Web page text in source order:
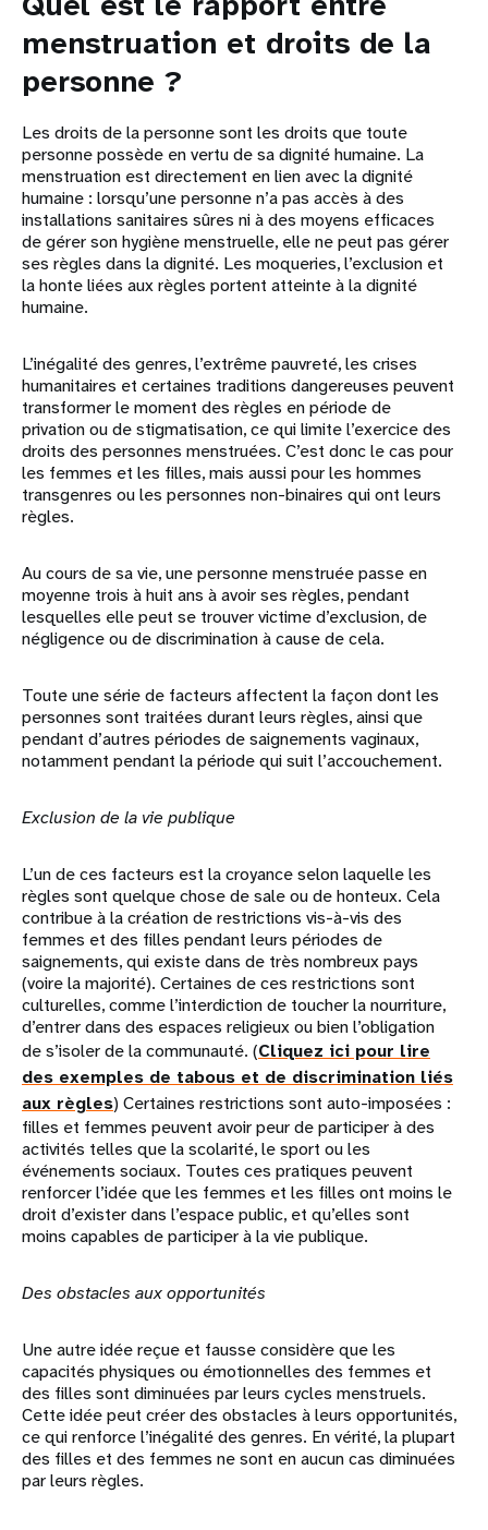
menstruation et droits de la
personne ?
Les droits de la personne sont les droits que toute
personne possède en vertu de sa dignité humaine. La
menstruation est directement en lien avec la dignité
humaine : lorsqu’une personne n’a pas accès à des
installations sanitaires sûres ni à des moyens efficaces
de gérer son hygiène menstruelle, elle ne peut pas gérer
ses règles dans la dignité. Les moqueries, l’exclusion et
la honte liées aux règles portent atteinte à la dignité
humaine.
L’inégalité des genres, l’extrême pauvreté, les crises
humanitaires et certaines traditions dangereuses peuvent
transformer le moment des règles en période de
privation ou de stigmatisation, ce qui limite l’exercice des
droits des personnes menstruées. C’est donc le cas pour
les femmes et les filles, mais aussi pour les hommes
transgenres ou les personnes non-binaires qui ont leurs
règles.
Au cours de sa vie, une personne menstruée passe en
moyenne trois à huit ans à avoir ses règles, pendant
lesquelles elle peut se trouver victime d’exclusion, de
négligence ou de discrimination à cause de cela.
Toute une série de facteurs affectent la façon dont les
personnes sont traitées durant leurs règles, ainsi que
pendant d’autres périodes de saignements vaginaux,
notamment pendant la période qui suit l’accouchement.
Exclusion de la vie publique
L’un de ces facteurs est la croyance selon laquelle les
règles sont quelque chose de sale ou de honteux. Cela
contribue à la création de restrictions vis-à-vis des
femmes et des filles pendant leurs périodes de
saignements, qui existe dans de très nombreux pays
(voire la majorité). Certaines de ces restrictions sont
culturelles, comme l’interdiction de toucher la nourriture,
d’entrer dans des espaces religieux ou bien l’obligation
de s’isoler de la communauté. (Cliquez ici pour lire
des exemples de tabous et de discrimination liés
aux règles) Certaines restrictions sont auto-imposées :
filles et femmes peuvent avoir peur de participer à des
activités telles que la scolarité, le sport ou les
événements sociaux. Toutes ces pratiques peuvent
renforcer l’idée que les femmes et les filles ont moins le
droit d’exister dans l’espace public, et qu’elles sont
moins capables de participer à la vie publique.
Des obstacles aux opportunités
Une autre idée reçue et fausse considère que les
capacités physiques ou émotionnelles des femmes et
des filles sont diminuées par leurs cycles menstruels.
Cette idée peut créer des obstacles à leurs opportunités,
ce qui renforce l’inégalité des genres. En vérité, la plupart
des filles et des femmes ne sont en aucun cas diminuées
par leurs règles.